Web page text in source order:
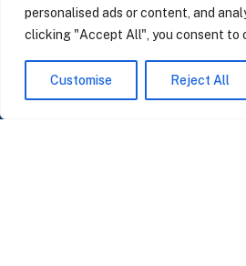
personalised ads or content, and
clicking "Accept All", you consent to
Customise Reject All
SUSCRÍBASE A NUESTRAS
Perspectivas sobre IA, datos y CRM. Sin